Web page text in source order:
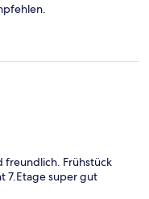
freundlich. Frühstück
7.Etage super gut